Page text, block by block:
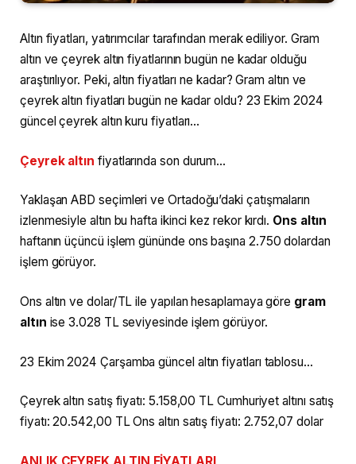
Altın fiyatları, yatırımcılar tarafından merak ediliyor. Gram
altın ve çeyrek altın fiyatlarının bugün ne kadar olduğu
araştırılıyor. Peki, altın fiyatları ne kadar? Gram altın ve
çeyrek altın fiyatları bugün ne kadar oldu? 23 Ekim 2024
güncel çeyrek altın kuru fiyatları…
Çeyrek altın fiyatlarında son durum…
Yaklaşan ABD seçimleri ve Ortadoğu’daki çatışmaların
izlenmesiyle altın bu hafta ikinci kez rekor kırdı. Ons altın
haftanın üçüncü işlem gününde ons başına 2.750 dolardan
işlem görüyor.
Ons altın ve dolar/TL ile yapılan hesaplamaya göre gram
altın ise 3.028 TL seviyesinde işlem görüyor.
23 Ekim 2024 Çarşamba güncel altın fiyatları tablosu…
Çeyrek altın satış fiyatı: 5.158,00 TL Cumhuriyet altını satış
fiyatı: 20.542,00 TL Ons altın satış fiyatı: 2.752,07 dolar